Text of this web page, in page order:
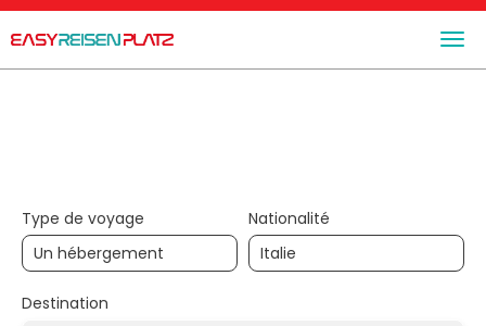
Type de voyage Nationalité
Destination